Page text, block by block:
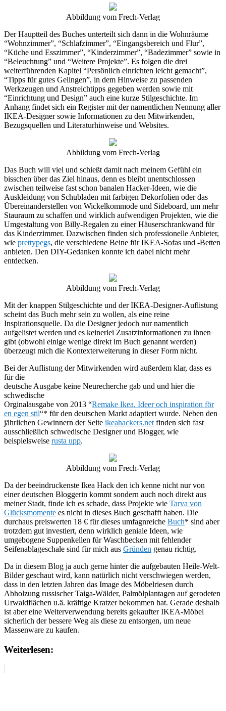
Abbildung vom Frech-Verlag
Der Hauptteil des Buches unterteilt sich dann in die Wohnräume
“Wohnzimmer”, “Schlafzimmer”, “Eingangsbereich und Flur”,
“Küche und Esszimmer”, “Kinderzimmer”, “Badezimmer” sowie in
“Beleuchtung” und “Weitere Projekte”. Es folgen die drei
weiterführenden Kapitel “Persönlich einrichten leicht gemacht”,
“Tipps für gutes Gelingen”, in dem Hinweise zu passenden
Werkzeugen und Anstreichtipps gegeben werden sowie mit
“Einrichtung und Design” auch eine kurze Stilgeschichte. Im
Anhang findet sich ein Register mit der namentlichen Nennung aller
IKEA-Designer sowie Informationen zu den Mitwirkenden,
Bezugsquellen und Literaturhinweise und Websites.
Abbildung vom Frech-Verlag
Das Buch will viel und schießt damit nach meinem Gefühl ein
bisschen über das Ziel hinaus, denn es bleibt unentschlossen
zwischen teilweise fast schon banalen Hacker-Ideen, wie die
Auskleidung von Schubladen mit farbigen Dekorfolien oder das
Übereinanderstellen von Wickelkommode und Sideboard, um mehr
Stauraum zu schaffen und wirklich aufwendigen Projekten, wie die
Umgestaltung von Billy-Regalen zu einer Häuserschrankwand für
das Kinderzimmer. Dazwischen finden sich professionelle Anbieter,
wie prettypegs, die verschiedene Beine für IKEA-Sofas und -Betten
anbieten. Den DIY-Gedanken konnte ich dabei nicht mehr
entdecken.
Abbildung vom Frech-Verlag
Mit der knappen Stilgeschichte und der IKEA-Designer-Auflistung
scheint das Buch mehr sein zu wollen, als eine reine
Inspirationsquelle. Da die Designer jedoch nur namentlich
aufgelistet werden und es keinerlei Zusatzinformationen zu ihnen
gibt (obwohl einige wenige direkt im Buch genannt werden)
überzeugt mich die Kontexterweiterung in dieser Form nicht.
Bei der Auflistung der Mitwirkenden wird außerdem klar, dass es
für die
deutsche Ausgabe keine Neurecherche gab und und hier die
schwedische
Orginalausgabe von 2013 “Remake Ikea. Ideer och inspiration för
en egen stil“* für den deutschen Markt adaptiert wurde. Neben den
jährlichen Gewinnern der Seite ikeahackers.net finden sich fast
ausschließlich schwedische Designer und Blogger, wie
beispielsweise rusta upp.
Abbildung vom Frech-Verlag
Da der beeindruckenste Ikea Hack den ich kenne nicht nur von
einer deutschen Bloggerin kommt sondern auch noch direkt aus
meiner Stadt, finde ich es schade, dass Projekte wie Tarva von
Glücksmomente es nicht in dieses Buch geschafft haben. Die
durchaus preiswerten 18 € für dieses umfagnreiche Buch* sind aber
trotzdem gut investiert, denn wirklich geniale Ideen, wie
umgebogene Suppenkellen für Waschbecken mit fehlender
Seifenablageschale sind für mich aus Gründen genau richtig.
Da in diesem Blog ja auch gerne hinter die aufgebauten Heile-Welt-
Bilder geschaut wird, kann natürlich nicht verschwiegen werden,
dass in den letzten Jahren das Image des Möbelriesen durch
Abholzung russischer Taiga-Wälder, Palmölplantagen auf gerodeten
Urwaldflächen u.ä. kräftige Kratzer bekommen hat. Gerade deshalb
ist aber eine Weiterverwendung bereits gekaufter IKEA-Möbel
sicherlich der bessere Weg als diese zu entsorgen, um neue
Massenware zu kaufen.
Weiterlesen: